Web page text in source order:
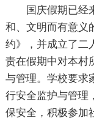
国庆假期已经
和、文明而有意义
约》，并成立了二
责在假期中对本村
与管理。学校要求
行安全监护与管理
保安全，积极参加